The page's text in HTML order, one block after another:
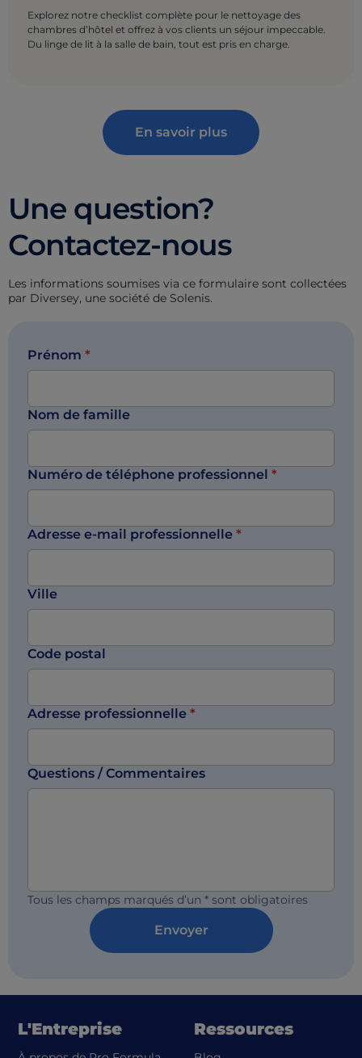
Explorez notre checklist complète pour le nettoyage des
chambres d’hôtel et offrez à vos clients un séjour impeccable.
Du linge de lit à la salle de bain, tout est pris en charge.
En savoir plus
Une question?
Contactez-nous
Les informations soumises via ce formulaire sont collectées
par Diversey, une société de Solenis.
Prénom *
Nom de famille
Numéro de téléphone professionnel *
Adresse e-mail professionnelle *
Ville
Code postal
Adresse professionnelle *
Questions / Commentaires
Tous les champs marqués d’un * sont obligatoires
Envoyer
L'Entreprise Ressources